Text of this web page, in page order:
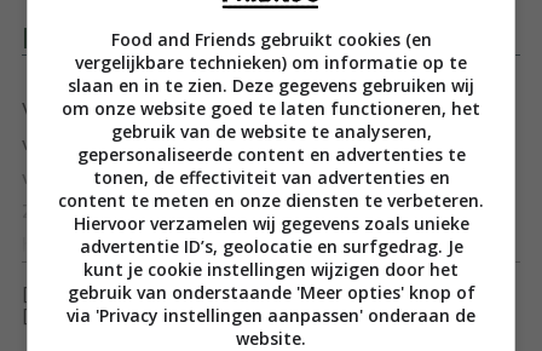
Productomschrijving
Van Texel tot Zeeland; de Nederlandse kust heeft
volop culinair genoegen te bieden. Denk niet alleen aan
vis, oesters en kreeft maar ook aan Texels lamsvlees en
Zeeuwse bolussen. In elke badplaats en ieder
havenstadje zijn pareltjes van eetgelegenheden en
speciaalzaken te vinden – maar waar moet je ze
zoeken?
Toon meer
[ywfbt_form product_id="34467"]
[recently_viewed_products]
Food and Friends gebruikt cookies (en
vergelijkbare technieken) om informatie op te
slaan en in te zien. Deze gegevens gebruiken wij
om onze website goed te laten functioneren, het
gebruik van de website te analyseren,
gepersonaliseerde content en advertenties te
tonen, de effectiviteit van advertenties en
content te meten en onze diensten te verbeteren.
Hiervoor verzamelen wij gegevens zoals unieke
advertentie ID’s, geolocatie en surfgedrag. Je
kunt je cookie instellingen wijzigen door het
gebruik van onderstaande 'Meer opties' knop of
via 'Privacy instellingen aanpassen' onderaan de
website.